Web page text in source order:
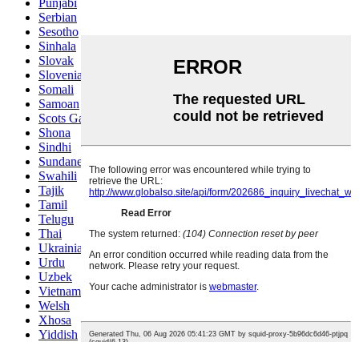
Serbian
Sesotho
Sinhala
Slovak
Slovenian
Somali
Samoan
Scots Gaelic
Shona
Sindhi
Sundanese
Swahili
Tajik
Tamil
Telugu
Thai
Ukrainian
Urdu
Uzbek
Vietnamese
Welsh
Xhosa
Yiddish